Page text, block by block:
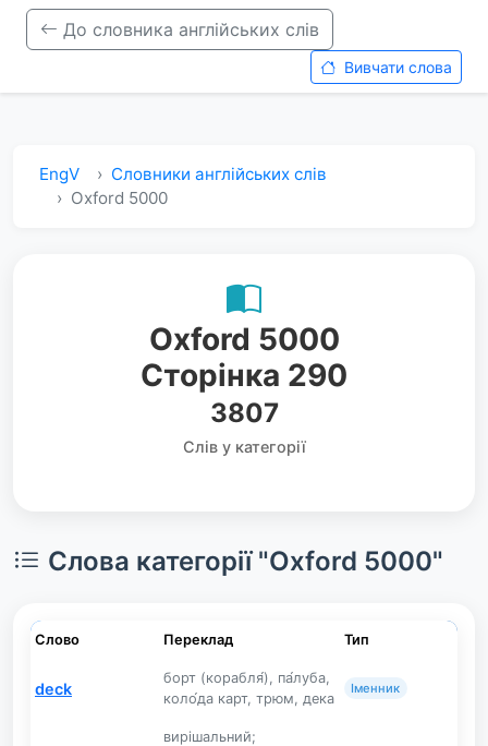
До словника англійських слів
Вивчати слова
EngV
Словники англійських слів
Oxford 5000
Oxford 5000
Сторінка 290
3807
Слів у категорії
Слова категорії "Oxford 5000"
Слово Переклад Тип
deck
борт (корабля́), па́луба,
коло́да карт, трюм, дека
Іменник
вирішальний;